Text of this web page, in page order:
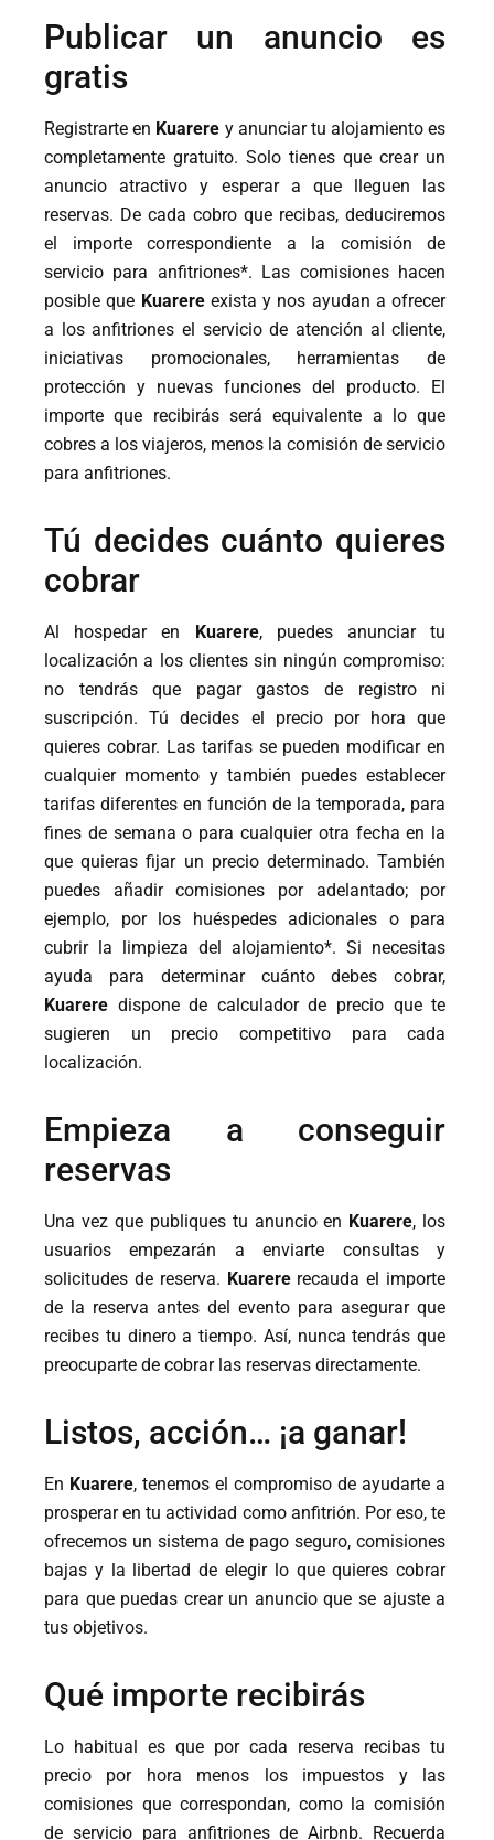
Publicar un anuncio es
gratis
Registrarte en Kuarere y anunciar tu alojamiento es
completamente gratuito. Solo tienes que crear un
anuncio atractivo y esperar a que lleguen las
reservas. De cada cobro que recibas, deduciremos
el importe correspondiente a la comisión de
servicio para anfitriones*. Las comisiones hacen
posible que Kuarereexista y nos ayudan a ofrecer
a los anfitriones el servicio de atención al cliente,
iniciativas promocionales, herramientas de
protección y nuevas funciones del producto. El
importe que recibirás será equivalente a lo que
cobres a los viajeros, menos la comisión de servicio
para anfitriones.
Tú decides cuánto quieres
cobrar
Al hospedar en Kuarere, puedes anunciar tu
localización a los clientes sin ningún compromiso:
no tendrás que pagar gastos de registro ni
suscripción. Tú decides el precio por hora que
quieres cobrar. Las tarifas se pueden modificar en
cualquier momento y también puedes establecer
tarifas diferentes en función de la temporada, para
fines de semana o para cualquier otra fecha en la
que quieras fijar un precio determinado. También
puedes añadir comisiones por adelantado; por
ejemplo, por los huéspedes adicionales o para
cubrir la limpieza del alojamiento*. Si necesitas
ayuda para determinar cuánto debes cobrar,
Kuarere dispone de calculador de precio que te
sugieren un precio competitivo para cada
localización.
Empieza a conseguir
reservas
Una vez que publiques tu anuncio en Kuarere, los
usuarios empezarán a enviarte consultas y
solicitudes de reserva. Kuarererecauda el importe
de la reserva antes del evento para asegurar que
recibes tu dinero a tiempo. Así, nunca tendrás que
preocuparte de cobrar las reservas directamente.
Listos, acción… ¡a ganar!
En Kuarere, tenemos el compromiso de ayudarte a
prosperar en tu actividad como anfitrión. Por eso, te
ofrecemos un sistema de pago seguro, comisiones
bajas y la libertad de elegir lo que quieres cobrar
para que puedas crear un anuncio que se ajuste a
tus objetivos.
Qué importe recibirás
Lo habitual es que por cada reserva recibas tu
precio por hora menos los impuestos y las
comisiones que correspondan, como la comisión
de servicio para anfitriones de Airbnb. Recuerda